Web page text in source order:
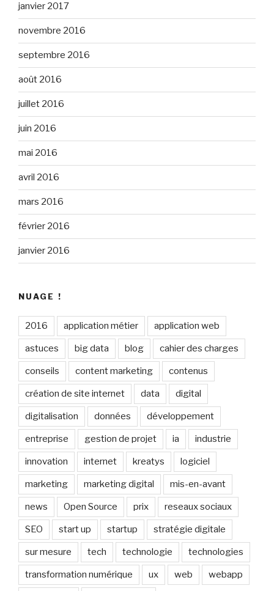
janvier 2017
novembre 2016
septembre 2016
août 2016
juillet 2016
juin 2016
mai 2016
avril 2016
mars 2016
février 2016
janvier 2016
NUAGE !
2016 application métier application web
astuces big data blog cahier des charges
conseils content marketing contenus
création de site internet data digital
digitalisation données développement
entreprise gestion de projet ia industrie
innovation internet kreatys logiciel
marketing marketing digital mis-en-avant
news Open Source prix reseaux sociaux
SEO start up startup stratégie digitale
sur mesure tech technologie technologies
transformation numérique ux web webapp